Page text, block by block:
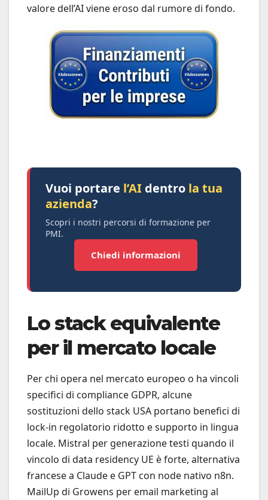
valore dell’AI viene eroso dal rumore di fondo.
Vuoi portare l’AI dentro la tua
azienda?
Scopri i nostri percorsi di formazione per
PMI.
Chiedi informazioni
Lo stack equivalente
per il mercato locale
Per chi opera nel mercato europeo o ha vincoli
specifici di compliance GDPR, alcune
sostituzioni dello stack USA portano benefici di
lock-in regolatorio ridotto e supporto in lingua
locale. Mistral per generazione testi quando il
vincolo di data residency UE è forte, alternativa
francese a Claude e GPT con node nativo n8n.
MailUp di Growens per email marketing al